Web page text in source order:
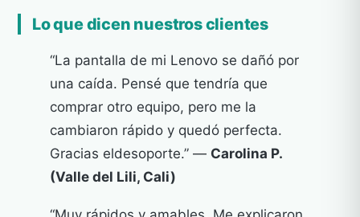
Lo que dicen nuestros clientes
“La pantalla de mi Lenovo se dañó por
una caída. Pensé que tendría que
comprar otro equipo, pero me la
cambiaron rápido y quedó perfecta.
Gracias eldesoporte.” — Carolina P.
(Valle del Lili, Cali)